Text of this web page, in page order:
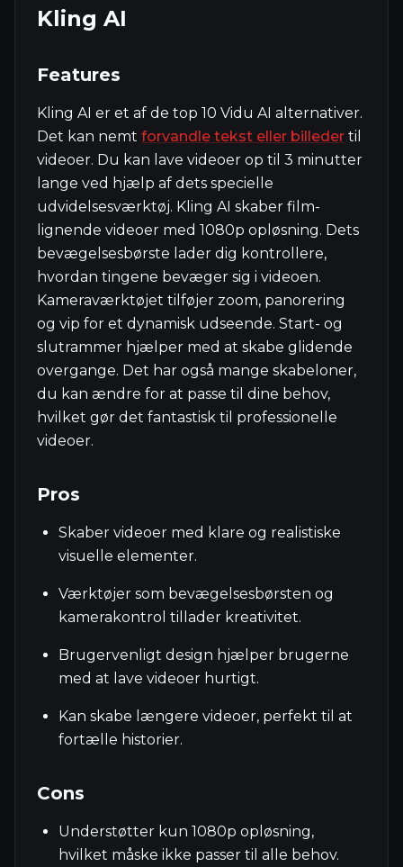
Kling AI
Features
Kling AI er et af de top 10 Vidu AI alternativer.
Det kan nemt forvandle tekst eller billeder til
videoer. Du kan lave videoer op til 3 minutter
lange ved hjælp af dets specielle
udvidelsesværktøj. Kling AI skaber film-
lignende videoer med 1080p opløsning. Dets
bevægelsesbørste lader dig kontrollere,
hvordan tingene bevæger sig i videoen.
Kameraværktøjet tilføjer zoom, panorering
og vip for et dynamisk udseende. Start- og
slutrammer hjælper med at skabe glidende
overgange. Det har også mange skabeloner,
du kan ændre for at passe til dine behov,
hvilket gør det fantastisk til professionelle
videoer.
Pros
Skaber videoer med klare og realistiske
visuelle elementer.
Værktøjer som bevægelsesbørsten og
kamerakontrol tillader kreativitet.
Brugervenligt design hjælper brugerne
med at lave videoer hurtigt.
Kan skabe længere videoer, perfekt til at
fortælle historier.
Cons
Understøtter kun 1080p opløsning,
hvilket måske ikke passer til alle behov.